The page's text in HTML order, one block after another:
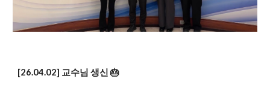
[26.04.02] 교수님 생신 🎂